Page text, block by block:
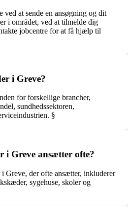
ved at sende en ansøgning og dit
i området, ved at tilmelde dig
jobcentre for at få hjælp til
i Greve?
for forskellige brancher,
sundhedssektoren,
§
i Greve ansætter ofte?
Greve, der ofte ansætter, inkluderer
sygehuse, skoler og